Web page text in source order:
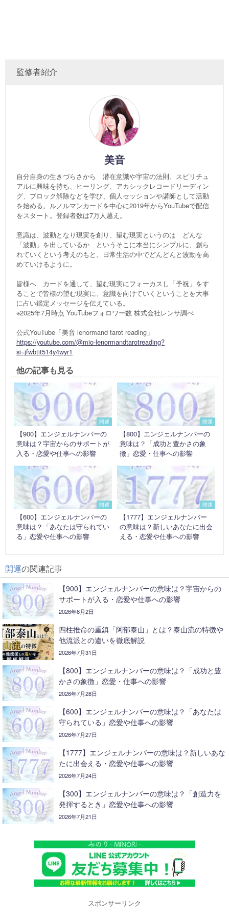
監修者紹介
美音
自分自身の生きづらさから 潜在意識や宇宙の法則、スピリチュ
アルに興味を持ち、ヒーリング、アカシックレコードリーディン
グ、ブロック解除などを学び、個人セッションや講師として活動
を始める。ルノルマンカードを中心に2019年からYouTubeで配信
をスタート。登録者数は7万人越え。
意識は、波動となり現実を創り、望む現実というのは どんな
「波動」を出しているか というそこに本当にシンプルに、創ら
れていくという考えのもと。日常生活の中でどんどんと波動を高
めていけるように。
皆様へ カードを通して、望む現実にフォーカスし「予祝」をす
ることで皆様の望む現実に、意識を向けていくということを大事
に占い鑑定メッセージを伝えている。
※2025年7月時点 YouTubeフォロワー数 株式会社レンサ調べ
公式YouTube「美音 lenormand tarot reading」
https://youtube.com/@mio-lenormandtarotreading?
si=jfwbtit514y4wyr1
他の記事も見る
開運
【900】エンジェルナンバーの
意味は？宇宙からのサポートが
入る・恋愛や仕事への影響
開運
【800】エンジェルナンバーの
意味は？「成功と豊かさの象
徴」恋愛・仕事への影響
開運
【600】エンジェルナンバーの
意味は？「あなたは守られてい
る」恋愛や仕事への影響
開運
【1777】エンジェルナンバー
の意味は？新しいあなたに出会
える・恋愛や仕事への影響
開運の関連記事
【900】エンジェルナンバーの意味は？宇宙からの
サポートが入る・恋愛や仕事への影響
2026年8月2日
四柱推命の重鎮「阿部泰山」とは？泰山流の特徴や
他流派との違いを徹底解説
2026年7月31日
【800】エンジェルナンバーの意味は？「成功と豊
かさの象徴」恋愛・仕事への影響
2026年7月28日
【600】エンジェルナンバーの意味は？「あなたは
守られている」恋愛や仕事への影響
2026年7月27日
【1777】エンジェルナンバーの意味は？新しいあな
たに出会える・恋愛や仕事への影響
2026年7月24日
【300】エンジェルナンバーの意味は？「創造力を
発揮するとき」恋愛や仕事への影響
2026年7月21日
スポンサーリンク